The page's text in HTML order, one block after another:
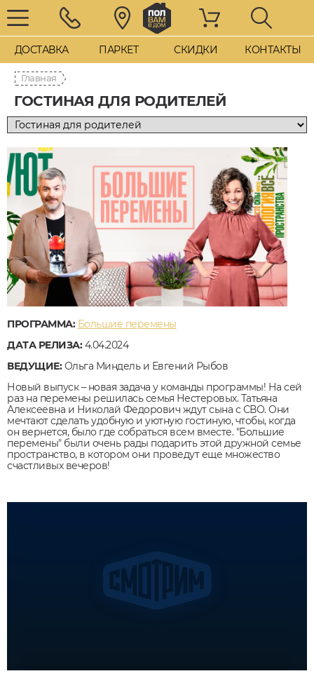
ДОСТАВКА ПАРКЕТ СКИДКИ КОНТАКТЫ
Главная
ГОСТИНАЯ ДЛЯ РОДИТЕЛЕЙ
ПРОГРАММА: Большие перемены
ДАТА РЕЛИЗА:4.04.2024
ВЕДУЩИЕ:Ольга Миндель и Евгений Рыбов
Новый выпуск – новая задача у команды программы! На сей
раз на перемены решилась семья Нестеровых. Татьяна
Алексеевна и Николай Федорович ждут сына с СВО. Они
мечтают сделать удобную и уютную гостиную, чтобы, когда
он вернется, было где собраться всем вместе. "Большие
перемены" были очень рады подарить этой дружной семье
пространство, в котором они проведут еще множество
счастливых вечеров!